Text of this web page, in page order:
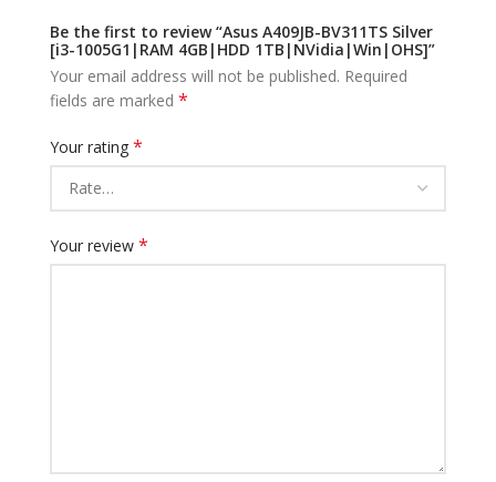
Be the first to review “Asus A409JB-BV311TS Silver
[i3-1005G1|RAM 4GB|HDD 1TB|NVidia|Win|OHS]”
Your email address will not be published. Required
fields are marked *
Your rating *
Your review *